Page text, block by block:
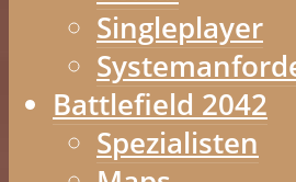
Singleplayer
Battlefield 2042
Spezialisten